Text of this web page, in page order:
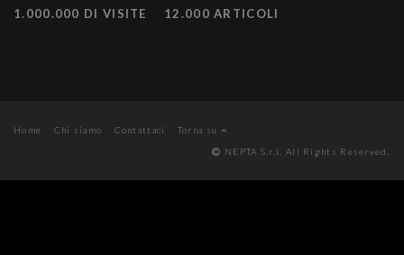
1.000.000 DI VISITE 12.000 ARTICOLI
Home Chi siamo Contattaci
Torna su
NEPTA S.r.l. All Rights Reserved.